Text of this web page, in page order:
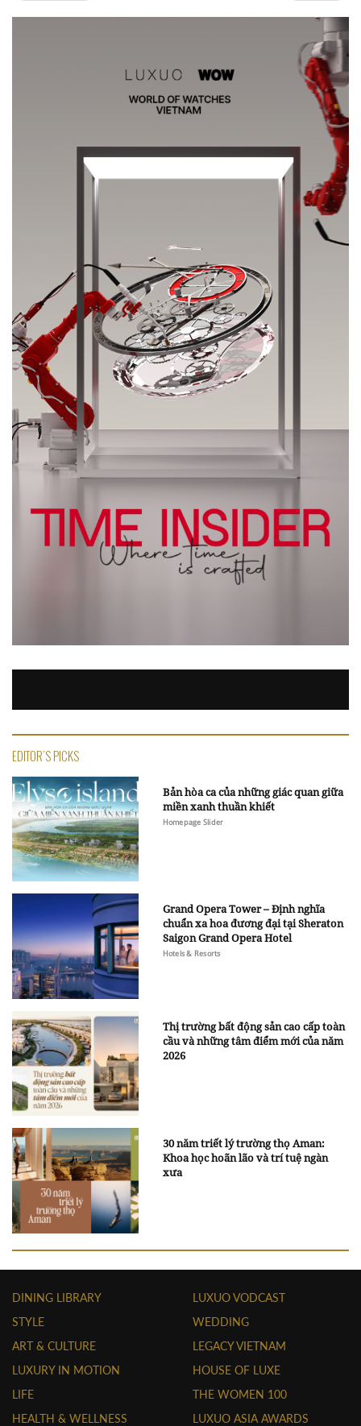
EDITOR'S PICKS
Bản hòa ca của những giác quan giữa
miền xanh thuần khiết
Homepage Slider
Grand Opera Tower – Định nghĩa
chuẩn xa hoa đương đại tại Sheraton
Saigon Grand Opera Hotel
Hotels & Resorts
Thị trường bất động sản cao cấp toàn
cầu và những tâm điểm mới của năm
2026
30 năm triết lý trường thọ Aman:
Khoa học hoãn lão và trí tuệ ngàn
xưa
DINING LIBRARY
STYLE
ART & CULTURE
LUXURY IN MOTION
LIFE
HEALTH & WELLNESS
LUXUO VODCAST
WEDDING
LEGACY VIETNAM
HOUSE OF LUXE
THE WOMEN 100
LUXUO ASIA AWARDS